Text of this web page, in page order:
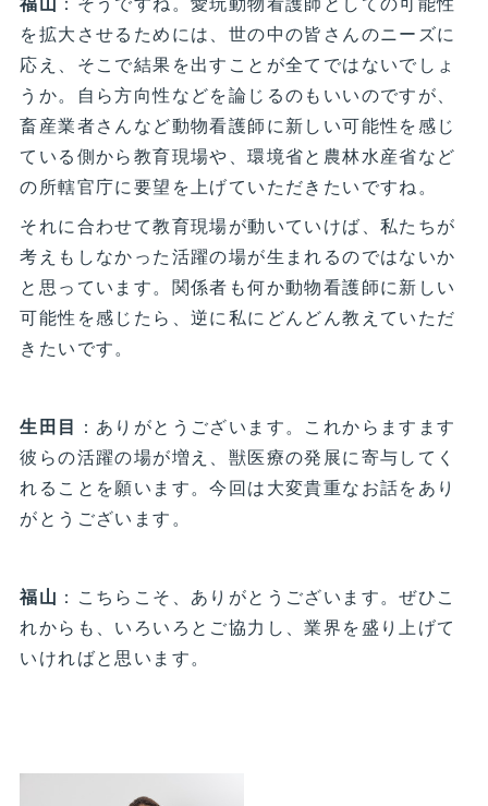
を拡大させるためには、世の中の皆さんのニーズに
応え、そこで結果を出すことが全てではないでしょ
うか。自ら方向性などを論じるのもいいのですが、
畜産業者さんなど動物看護師に新しい可能性を感じ
ている側から教育現場や、環境省と農林水産省など
の所轄官庁に要望を上げていただきたいですね。
それに合わせて教育現場が動いていけば、私たちが
考えもしなかった活躍の場が生まれるのではないか
と思っています。関係者も何か動物看護師に新しい
可能性を感じたら、逆に私にどんどん教えていただ
きたいです。
生田目 ：ありがとうございます。これからますます
彼らの活躍の場が増え、獣医療の発展に寄与してく
れることを願います。今回は大変貴重なお話をあり
がとうございます。
福山 ：こちらこそ、ありがとうございます。ぜひこ
れからも、いろいろとご協力し、業界を盛り上げて
いければと思います。